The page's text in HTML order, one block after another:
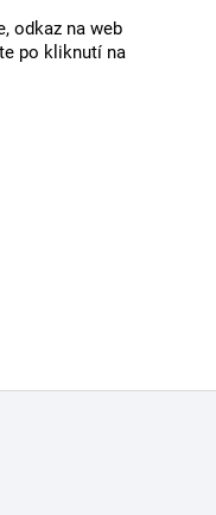
odkaz na web
po kliknutí na